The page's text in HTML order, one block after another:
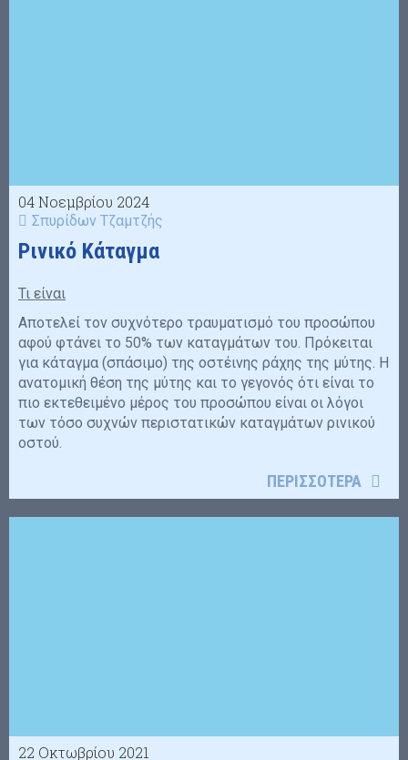
04 Νοεμβρίου 2024
Σπυρίδων Τζαμτζής
Ρινικό Κάταγμα
Τι είναι
Αποτελεί τον συχνότερο τραυματισμό του προσώπου
αφού φτάνει το 50% των καταγμάτων του. Πρόκειται
για κάταγμα (σπάσιμο) της οστέινης ράχης της μύτης. Η
ανατομική θέση της μύτης και το γεγονός ότι είναι το
πιο εκτεθειμένο μέρος του προσώπου είναι οι λόγοι
των τόσο συχνών περιστατικών καταγμάτων ρινικού
οστού.
ΠΕΡΙΣΣΟΤΕΡΑ
22 Οκτωβρίου 2021